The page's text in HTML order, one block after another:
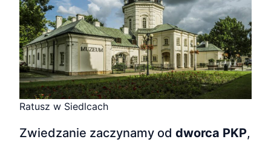
Ratusz w Siedlcach
Zwiedzanie zaczynamy od dworca PKP,